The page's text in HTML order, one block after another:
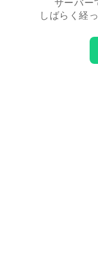
サーバー
しばらく経